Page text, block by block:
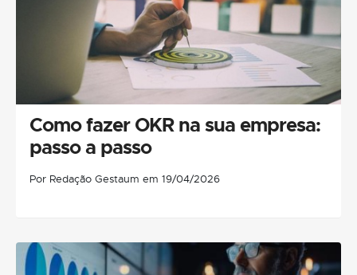
Como fazer OKR na sua empresa:
passo a passo
Por Redação Gestaum em 19/04/2026